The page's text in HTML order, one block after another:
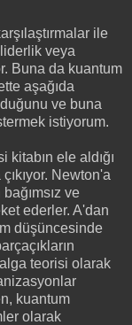
ile
veya
Buna da kuantum
aşağıda
ve buna
istiyorum.
ele aldığı
Newton'a
ve
ederler. A'dan
düşüncesinde
teorisi olarak
kuantum
olarak